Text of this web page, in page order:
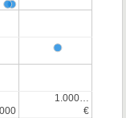
€
€
1.000…
1.000…